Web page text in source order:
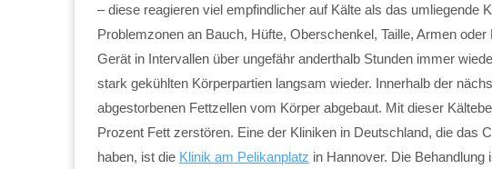
– diese reagieren viel empfindlicher auf Kälte als das umliegende
Problemzonen an Bauch, Hüfte, Oberschenkel, Taille, Armen
Gerät in Intervallen über ungefähr anderthalb Stunden immer
stark gekühlten Körperpartien langsam wieder. Innerhalb der
abgestorbenen Fettzellen vom Körper abgebaut. Mit dieser
Prozent Fett zerstören. Eine der Kliniken in Deutschland, die das
haben, ist die Klinik am Pelikanplatz in Hannover. Die